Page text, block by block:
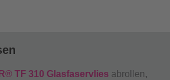
TF 310 Glasfaservlies abrollen,